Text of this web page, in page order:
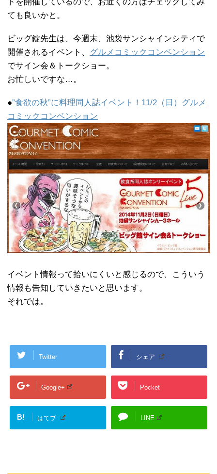
ても良いかと。
ビッグ錠先生は、今週末、池袋サンシャインシティで
開催されるイベント、
グルメコミックコンベンション
でサイン会＆トークショー。
お忙しいですな…。
●”食欲の秋”に料理同人誌イベント！11/2（日）グルメ
コミックコンベンション
イベント情報って拾いにくいと感じるので、こういう
情報も告知していきたいと思います。
それでは。
Twitter シェア
Google+ Pocket
B! はてブ LINE